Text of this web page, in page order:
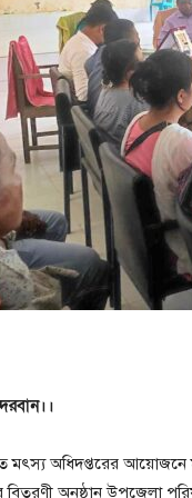
মৎস্য অধিদপ্তরের আয়োজনে
অনুষ্ঠান উপজেলা